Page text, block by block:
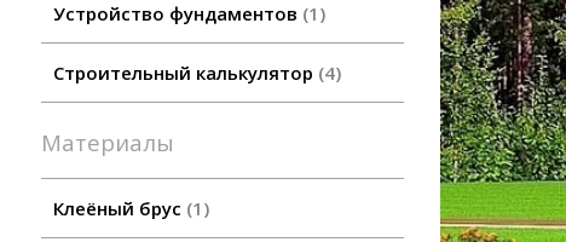
Устройство фундаментов 1
Строительный калькулятор 4
Материалы
Клеёный брус 1